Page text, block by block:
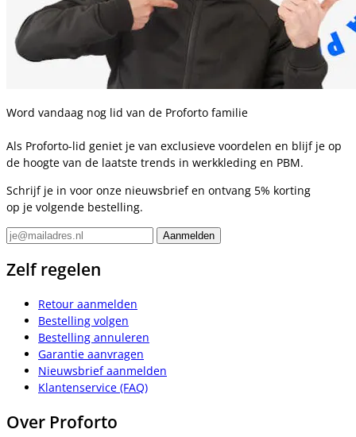
Word vandaag nog lid van de Proforto familie
Als Proforto-lid geniet je van exclusieve voordelen en blijf je op
de hoogte van de laatste trends in werkkleding en PBM.
Schrijf je in voor onze nieuwsbrief en ontvang 5% korting
op je volgende bestelling.
Zelf regelen
Retour aanmelden
Bestelling volgen
Bestelling annuleren
Garantie aanvragen
Nieuwsbrief aanmelden
Klantenservice (FAQ)
Over Proforto